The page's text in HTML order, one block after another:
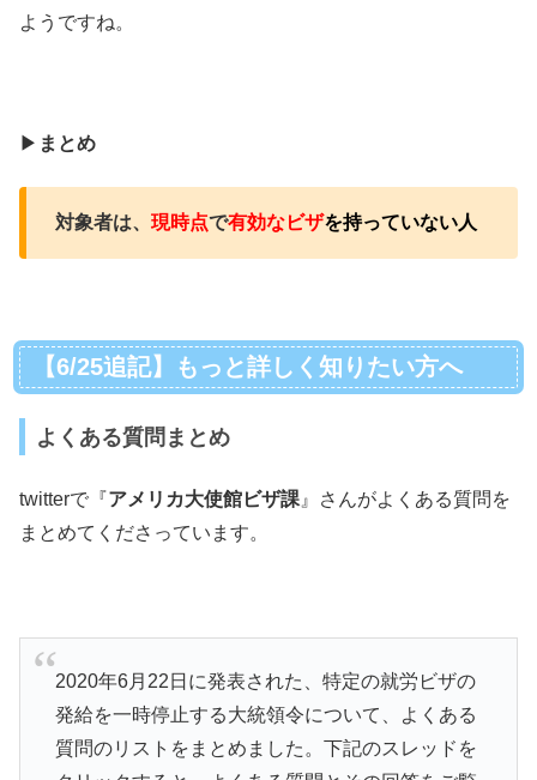
ようですね。
▶︎ まとめ
対象者は、 現時点で有効なビザを持っていない人
【6/25追記】もっと詳しく知りたい方へ
よくある質問まとめ
twitterで『アメリカ大使館ビザ課 』さんがよくある質問を
まとめてくださっています。
2020年6月22日に発表された、特定の就労ビザの
発給を一時停止する大統領令について、よくある
質問のリストをまとめました。下記のスレッドを